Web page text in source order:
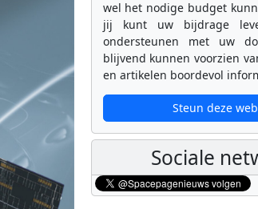
wel het nodige budget
jij kunt uw bijdrage
ondersteunen met uw
blijvend kunnen voorzien
en artikelen boordevol
Steun deze
Sociale